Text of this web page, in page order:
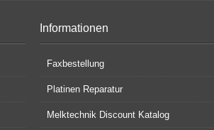
Informationen
Faxbestellung
Platinen Reparatur
Melktechnik Discount Katalog